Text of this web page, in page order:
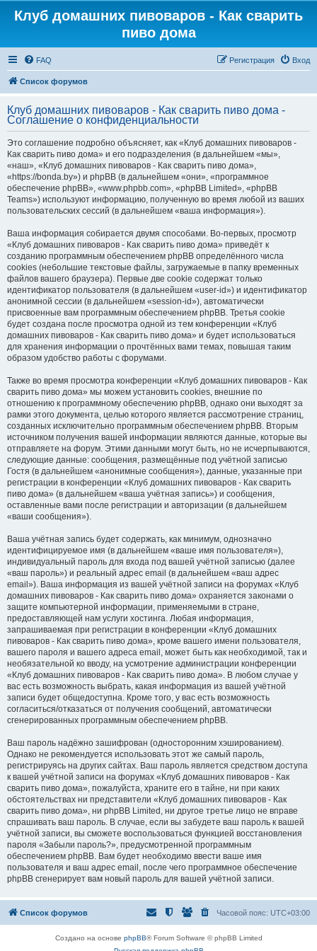
Клуб домашних пивоваров - Как cварить
пиво дома
FAQ Вход
Регистрация
Список форумов
Клуб домашних пивоваров - Как cварить пиво дома -
Соглашение о конфиденциальности
Это соглашение подробно объясняет, как «Клуб домашних пивоваров -
Как cварить пиво дома» и его подразделения (в дальнейшем «мы»,
«наш», «Клуб домашних пивоваров - Как cварить пиво дома»,
«https://bonda.by») и phpBB (в дальнейшем «они», «программное
обеспечение phpBB», «www.phpbb.com», «phpBB Limited», «phpBB
Teams») используют информацию, полученную во время любой из ваших
пользовательских сессий (в дальнейшем «ваша информация»).
Ваша информация собирается двумя способами. Во-первых, просмотр
«Клуб домашних пивоваров - Как cварить пиво дома» приведёт к
созданию программным обеспечением phpBB определённого числа
cookies (небольшие текстовые файлы, загружаемые в папку временных
файлов вашего браузера). Первые две cookie содержат только
идентификатор пользователя (в дальнейшем «user-id») и идентификатор
анонимной сессии (в дальнейшем «session-id»), автоматически
присвоенные вам программным обеспечением phpBB. Третья cookie
будет создана после просмотра одной из тем конференции «Клуб
домашних пивоваров - Как cварить пиво дома» и будет использоваться
для хранения информации о прочтённых вами темах, повышая таким
образом удобство работы с форумами.
Также во время просмотра конференции «Клуб домашних пивоваров - Как
cварить пиво дома» мы можем установить cookies, внешние по
отношению к программному обеспечению phpBB, однако они выходят за
рамки этого документа, целью которого является рассмотрение страниц,
созданных исключительно программным обеспечением phpBB. Вторым
источником получения вашей информации являются данные, которые вы
отправляете на форум. Этими данными могут быть, но не исчерпываются,
следующие данные: сообщения, размещённые под учётной записью
Гостя (в дальнейшем «анонимные сообщения»), данные, указанные при
регистрации в конференции «Клуб домашних пивоваров - Как cварить
пиво дома» (в дальнейшем «ваша учётная запись») и сообщения,
оставленные вами после регистрации и авторизации (в дальнейшем
«ваши сообщения»).
Ваша учётная запись будет содержать, как минимум, однозначно
идентифицируемое имя (в дальнейшем «ваше имя пользователя»),
индивидуальный пароль для входа под вашей учётной записью (далее
«ваш пароль») и реальный адрес email (в дальнейшем «ваш адрес
email»). Ваша информация из вашей учётной записи на форумах «Клуб
домашних пивоваров - Как cварить пиво дома» охраняется законами о
защите компьютерной информации, применяемыми в стране,
предоставляющей нам услуги хостинга. Любая информация,
запрашиваемая при регистрации в конференции «Клуб домашних
пивоваров - Как cварить пиво дома», кроме вашего имени пользователя,
вашего пароля и вашего адреса email, может быть как необходимой, так и
необязательной ко вводу, на усмотрение администрации конференции
«Клуб домашних пивоваров - Как cварить пиво дома». В любом случае у
вас есть возможность выбрать, какая информация из вашей учётной
записи будет общедоступна. Кроме того, у вас есть возможность
согласиться/отказаться от получения сообщений, автоматически
сгенерированных программным обеспечением phpBB.
Ваш пароль надёжно зашифрован (односторонним хэшированием).
Однако не рекомендуется использовать этот же самый пароль,
регистрируясь на других сайтах. Ваш пароль является средством доступа
к вашей учётной записи на форумах «Клуб домашних пивоваров - Как
cварить пиво дома», пожалуйста, храните его в тайне, ни при каких
обстоятельствах ни представители «Клуб домашних пивоваров - Как
cварить пиво дома», ни phpBB Limited, ни другое третье лицо не вправе
спрашивать ваш пароль. В случае, если вы забудете ваш пароль к вашей
учётной записи, вы сможете воспользоваться функцией восстановления
пароля «Забыли пароль?», предусмотренной программным
обеспечением phpBB. Вам будет необходимо ввести ваше имя
пользователя и ваш адрес email, после чего программное обеспечение
phpBB сгенерирует вам новый пароль для вашей учётной записи.
Список форумов Часовой пояс: UTC+03:00
Создано на основе phpBB® Forum Software © phpBB Limited